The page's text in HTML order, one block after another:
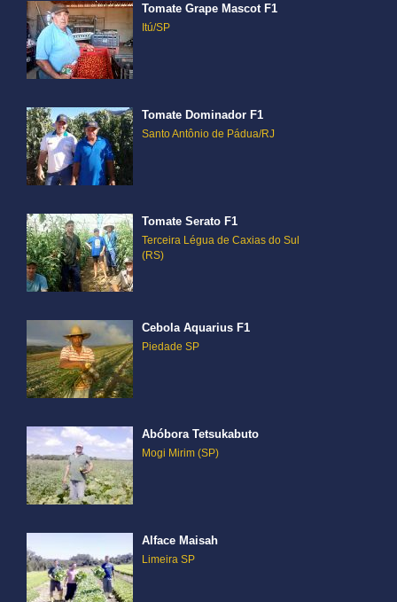
Tomate Grape Mascot F1
Itú/SP
Tomate Dominador F1
Santo Antônio de Pádua/RJ
Tomate Serato F1
Terceira Légua de Caxias do Sul
(RS)
Cebola Aquarius F1
Piedade SP
Abóbora Tetsukabuto
Mogi Mirim (SP)
Alface Maisah
Limeira SP